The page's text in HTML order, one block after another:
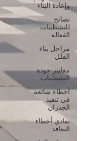
وإعادة البناء
نصائح
للتشطيبات
الفعالة
مراحل بناء
الفلل
معايير جودة
التشطيبات
أخطاء شائعة
في تنفيذ
الجدران
تفادي أخطاء
التعاقد